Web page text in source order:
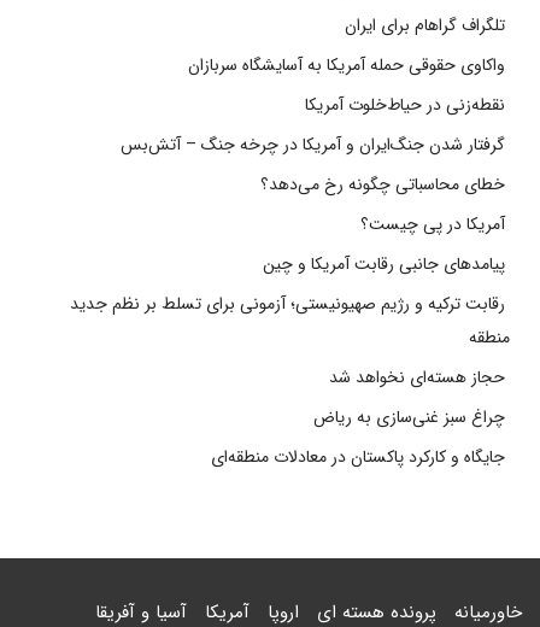
تلگراف گراهام برای ایران
واکاوی حقوقی حمله آمریکا به آسایشگاه سربازان
نقطه‌زنی در حیاط‌خلوت آمریکا
گرفتار شدن جنگ‌ایران و آمریکا در چرخه جنگ – آتش‌بس
خطای محاسباتی چگونه رخ می‌دهد؟
آمریکا در پی چیست؟
پیامدهای جانبی رقابت آمریکا و چین
رقابت ترکیه و رژیم صهیونیستی؛ آزمونی برای تسلط بر نظم جدید
منطقه
حجاز هسته‌ای نخواهد شد
چراغ سبز غنی‌سازی به ریاض
جایگاه و کارکرد پاکستان در معادلات منطقه‌ای
خاورمیانه پرونده هسته ای اروپا آمریکا آسیا و آفریقا